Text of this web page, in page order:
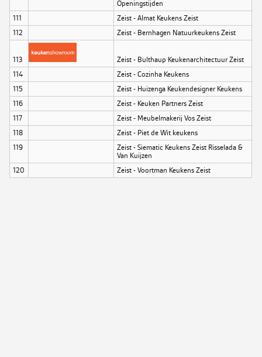
Openingstijden
111
Zeist - Almat Keukens Zeist
112
Zeist - Bernhagen Natuurkeukens Zeist
113
Zeist - Bulthaup Keukenarchitectuur Zeist
114
Zeist - Cozinha Keukens
115
Zeist - Huizenga Keukendesigner Keukens
116
Zeist - Keuken Partners Zeist
117
Zeist - Meubelmakerij Vos Zeist
118
Zeist - Piet de Wit keukens
119
Zeist - Siematic Keukens Zeist Risselada &
Van Kuijzen
120
Zeist - Voortman Keukens Zeist